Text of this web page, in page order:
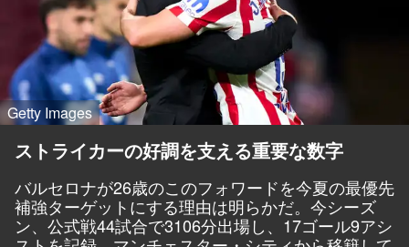
Getty Images
ストライカーの好調を支える重要な数字
バルセロナが26歳のこのフォワードを今夏の最優先
補強ターゲットにする理由は明らかだ。今シーズ
ン、公式戦44試合で3106分出場し、17ゴール9アシ